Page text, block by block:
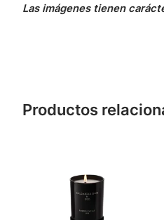
Las imágenes tienen
Productos